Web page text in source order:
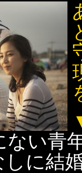
い青
に結